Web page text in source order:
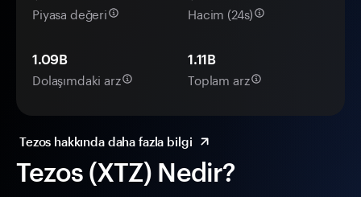
Tezos (XTZ) Nedir?
Piyasa değeri Hacim (24s)
1.09B
Dolaşımdaki arz
1.11B
Toplam arz
Tezos hakkında daha fazla bilgi